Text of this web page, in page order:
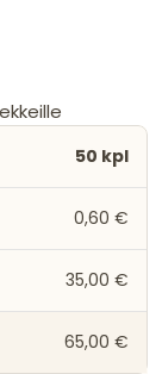
50 kpl
0,60 €
35,00 €
65,00 €